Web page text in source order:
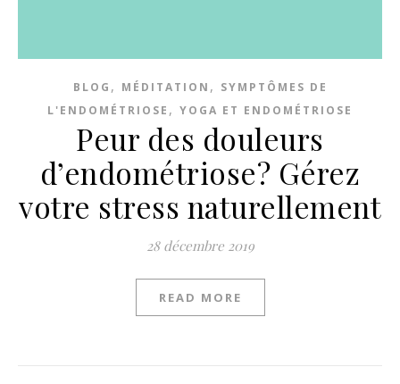
BLOG , MÉDITATION , SYMPTÔMES DE
L'ENDOMÉTRIOSE , YOGA ET ENDOMÉTRIOSE
Peur des douleurs
d’endométriose? Gérez
votre stress naturellement
28 décembre 2019
READ MORE